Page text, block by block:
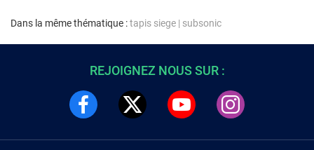
Dans la même thématique :tapis siege | subsonic
REJOIGNEZ NOUS SUR :